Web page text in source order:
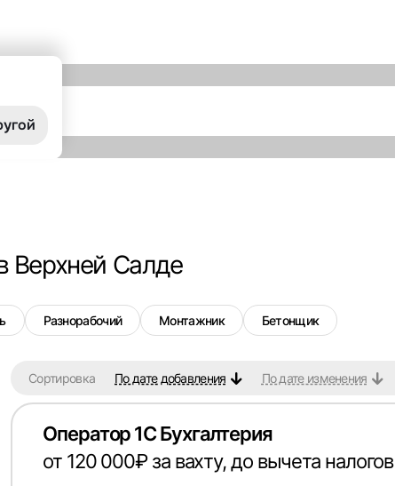
Верхней Салде
Разнорабочий Монтажник Бетонщик
Сортировка По дате добавления По дате изменения
Оператор 1С Бухгалтерия
от 120 000₽ за вахту, до вычета налогов